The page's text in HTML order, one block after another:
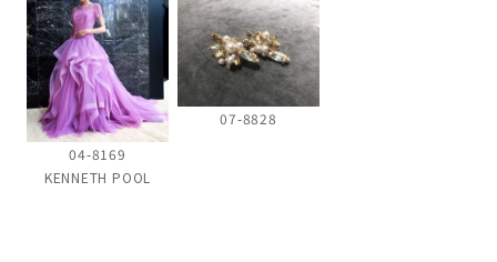
ウェディングマガジン
結婚式場を探す
ドレスブランド
04-8169
KENNETH POOL
07-8828